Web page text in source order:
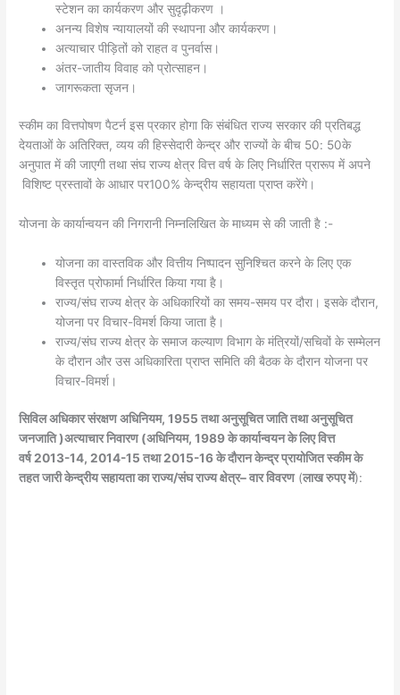
स्टेशन का कार्यकरण और सुदृढ़ीकरण ।
अनन्य विशेष न्यायालयों की स्थापना और कार्यकरण।
अत्याचार पीड़ितों को राहत व पुनर्वास।
अंतर-जातीय विवाह को प्रोत्साहन।
जागरूकता सृजन।
स्कीम का वित्तपोषण पैटर्न इस प्रकार होगा कि संबंधित राज्य सरकार की प्रतिबद्ध
देयताओं के अतिरिक्त, व्यय की हिस्सेदारी केन्द्र और राज्यों के बीच 50: 50के
अनुपात में की जाएगी तथा संघ राज्य क्षेत्र वित्त वर्ष के लिए निर्धारित प्रारूप में अपने
विशिष्ट प्रस्तावों के आधार पर100% केन्द्रीय सहायता प्राप्त करेंगे।
योजना के कार्यान्वयन की निगरानी निम्नलिखित के माध्यम से की जाती है :-
योजना का वास्तविक और वित्तीय निष्पादन सुनिश्चित करने के लिए एक
विस्तृत प्रोफार्मा निर्धारित किया गया है।
राज्य/संघ राज्य क्षेत्र के अधिकारियों का समय-समय पर दौरा। इसके दौरान,
योजना पर विचार-विमर्श किया जाता है।
राज्य/संघ राज्य क्षेत्र के समाज कल्याण विभाग के मंत्रियों/सचिवों के सम्मेलन
के दौरान और उस अधिकारिता प्राप्त समिति की बैठक के दौरान योजना पर
विचार-विमर्श।
सिविल अधिकार संरक्षण अधिनियम, 1955तथा अनुसूचित जाति तथा अनुसूचित
जनजाति(अत्याचार निवारण)अधिनियम, 1989के कार्यान्वयन के लिए वित्त
वर्ष2013-14, 2014-15तथा 2015-16 के दौरान केन्द्र प्रायोजित स्कीम के
तहत जारी केन्द्रीय सहायता का राज्य/संघ राज्य क्षेत्र–वार विवरण(लाख रुपए में):